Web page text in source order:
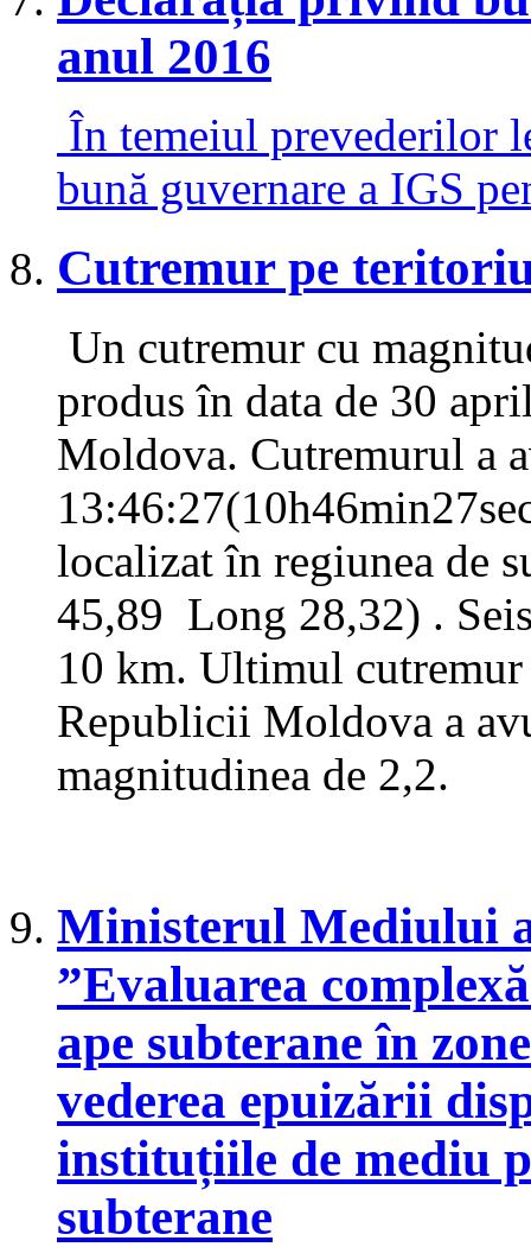
anul 2016
În temeiul prevederilor
bună guvernare a IGS
Cutremur pe
Un cutremur cu
produs în data de 30
Moldova. Cutremurul a
localizat în regiunea de
45,89 Long 28,32) .
10 km. Ultimul
Republicii Moldova a
magnitudinea de 2,2.
Ministerul Mediului
”Evaluarea
ape subterane în
vederea epuizării
instituțiile de mediu
subterane